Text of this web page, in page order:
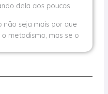
dela aos poucos.
seja mais por que
metodismo, mas se o